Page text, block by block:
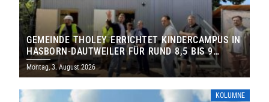
GEMEINDE THOLEY ERRICHTET KINDERCAMPUS IN
HASBORN-DAUTWEILER FÜR RUND 8,5 BIS 9
MILLIONEN EURO
Montag, 3. August 2026
KOLUMNE